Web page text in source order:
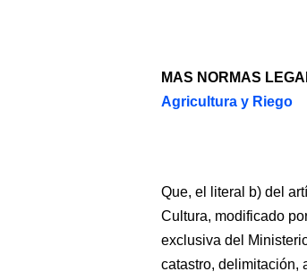
MAS NORMAS
Agricultura y Riego
Que, el literal b) del
Cultura, modificado
exclusiva del
catastro, delimitación,